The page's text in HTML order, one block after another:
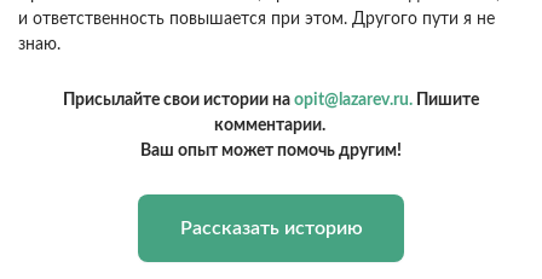
и ответственность повышается при этом. Другого пути я не
знаю.
Присылайте свои истории на opit@lazarev.ru. Пишите
комментарии.
Ваш опыт может помочь другим!
Рассказать историю